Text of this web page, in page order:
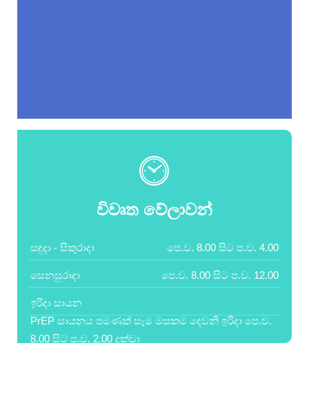
විවෘත වේලාවන්
සඳුදා - සිකුරාදා පෙ.ව. 8.00 සිට ප.ව. 4.00
සෙනසුරාදා පෙ.ව. 8.00 සිට ප.ව. 12.00
ඉරිදා සායන
PrEP සායනය පමණක් සෑම මසකම දෙවනි ඉරිදා පෙ.ව.
8.00 සිට ප.ව. 2.00 දක්වා